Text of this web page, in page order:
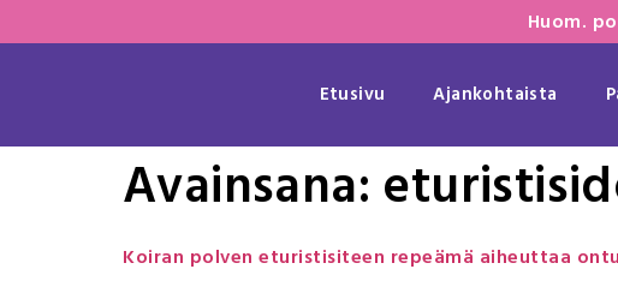
Huom.
Etusivu Ajankohtaista
Avainsana:
Koiran polven eturistisiteen repeämä aiheuttaa